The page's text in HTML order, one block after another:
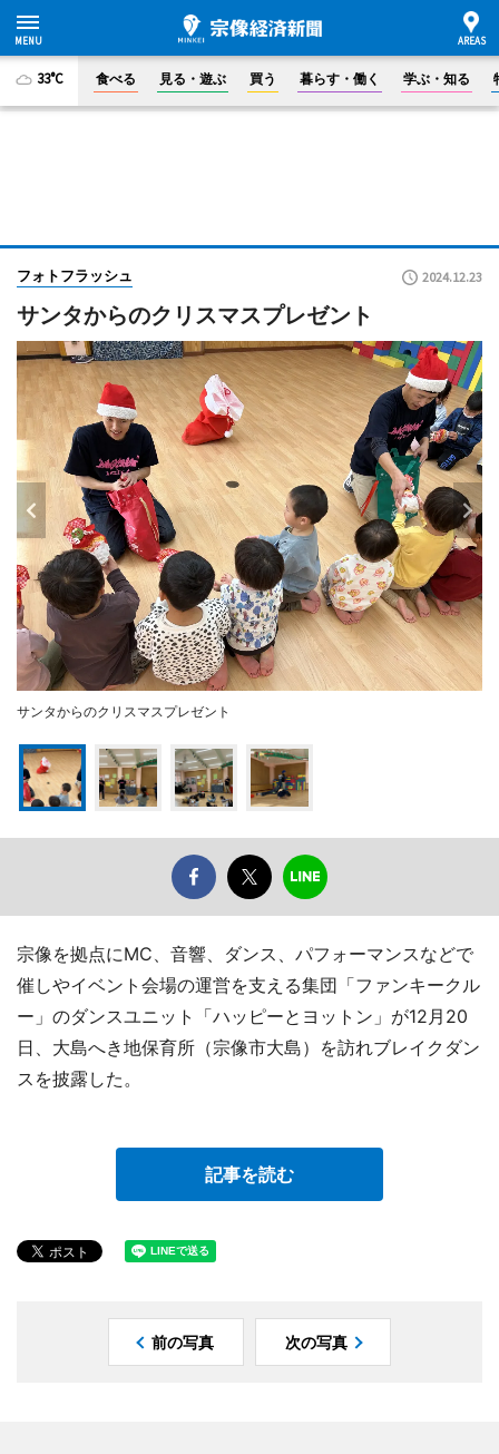
33°C 食べる 見る・遊ぶ 買う 暮らす・働く 学ぶ・知る
フォトフラッシュ 2024.12.23
サンタからのクリスマスプレゼント
サンタからのクリスマスプレゼント
宗像を拠点にMC、音響、ダンス、パフォーマンスなどで
催しやイベント会場の運営を支える集団「ファンキークル
ー」のダンスユニット「ハッピーとヨットン」が12月20
日、大島へき地保育所（宗像市大島）を訪れブレイクダン
スを披露した。
記事を読む
前の写真 次の写真